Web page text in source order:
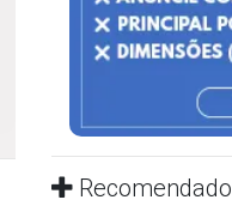
Recomendado